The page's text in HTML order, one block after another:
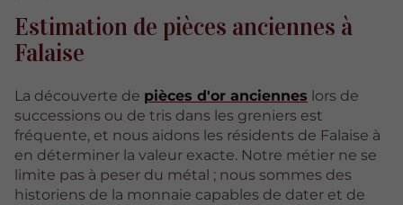
Estimation de pièces anciennes à
Falaise
La découverte de pièces d'or anciennes lors de
successions ou de tris dans les greniers est
fréquente, et nous aidons les résidents de Falaise à
en déterminer la valeur exacte. Notre métier ne se
limite pas à peser du métal ; nous sommes des
historiens de la monnaie capables de dater et de